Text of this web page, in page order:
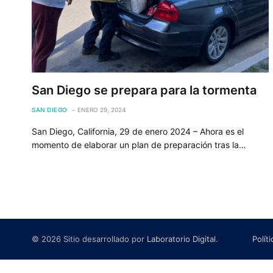
San Diego se prepara para la tormenta
SAN DIEGO ENERO 29, 2024
San Diego, California, 29 de enero 2024 – Ahora es el
momento de elaborar un plan de preparación tras la…
© 2026 Sitio desarrollado por Laboratorio Digital.